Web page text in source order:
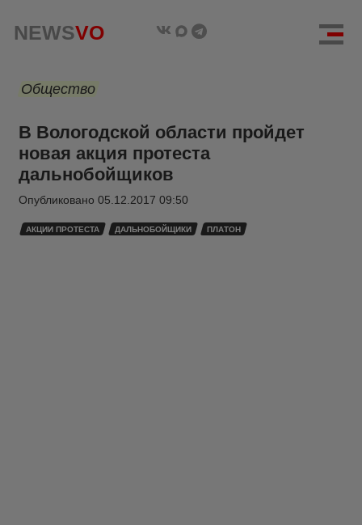
NEWSVO
Общество
В Вологодской области пройдет
новая акция протеста
дальнобойщиков
Опубликовано 05.12.2017 09:50
АКЦИИ ПРОТЕСТА ДАЛЬНОБОЙЩИКИ ПЛАТОН